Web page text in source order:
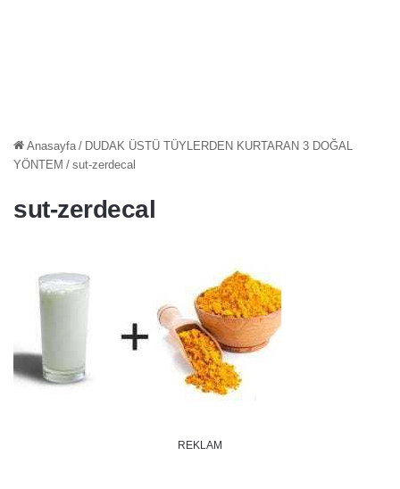
Anasayfa / DUDAK ÜSTÜ TÜYLERDEN KURTARAN 3 DOĞAL
YÖNTEM / sut-zerdecal
sut-zerdecal
REKLAM